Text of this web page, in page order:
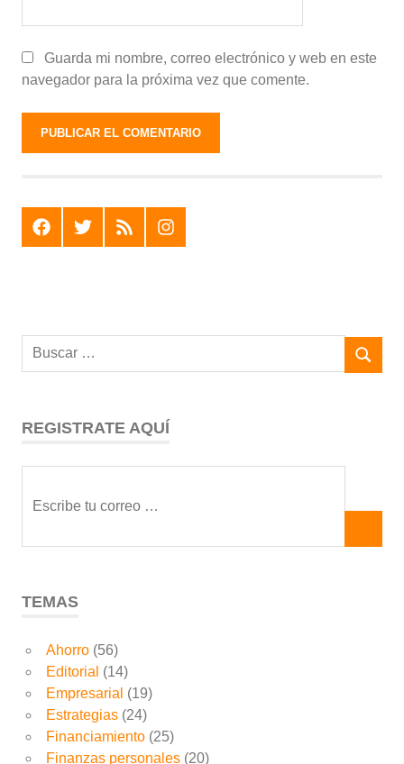
Guarda mi nombre, correo electrónico y web en este
navegador para la próxima vez que comente.
F T R I
REGISTRATE AQUÍ
TEMAS
Ahorro(56)
Editorial (14)
Empresarial (19)
Estrategias(24)
Financiamiento(25)
Finanzas personales(20)